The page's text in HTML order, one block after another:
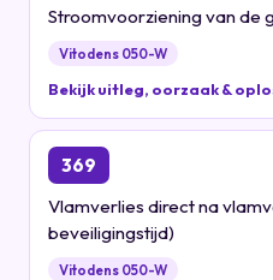
Stroomvoorziening van de
Vitodens 050-W
Bekijk uitleg, oorzaak &
369
Vlamverlies direct na
beveiligingstijd)
Vitodens 050-W